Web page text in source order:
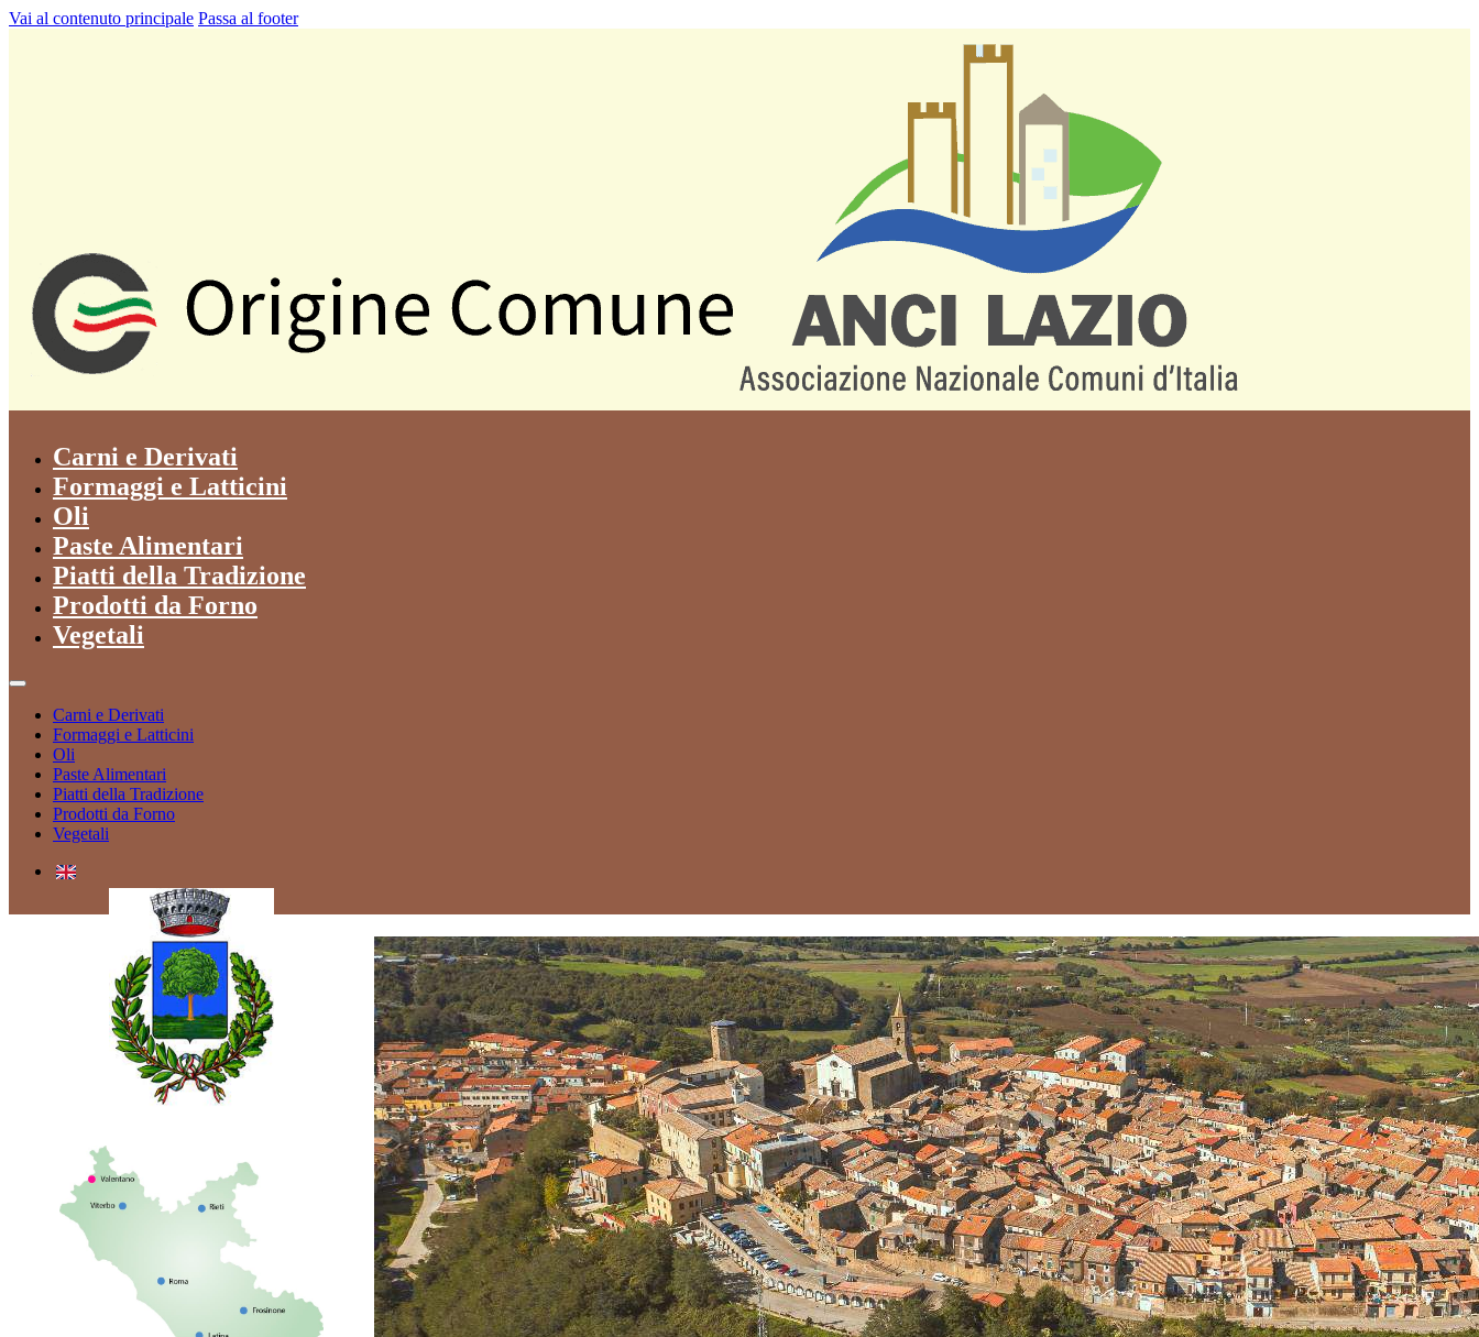
Vai al contenuto principale Passa al footer
Carni e Derivati
Formaggi e Latticini
Oli
Paste Alimentari
Piatti della Tradizione
Prodotti da Forno
Vegetali
Carni e Derivati
Formaggi e Latticini
Oli
Paste Alimentari
Piatti della Tradizione
Prodotti da Forno
Vegetali